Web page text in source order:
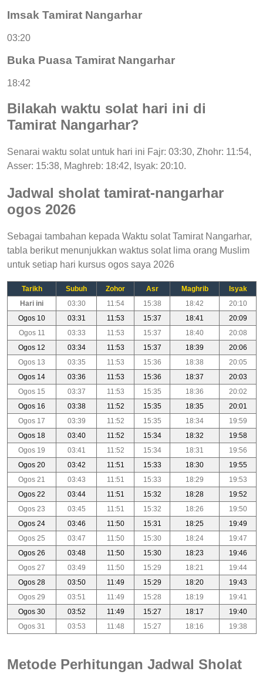
Imsak Tamirat Nangarhar
03:20
Buka Puasa Tamirat Nangarhar
18:42
Bilakah waktu solat hari ini di
Tamirat Nangarhar?
Senarai waktu solat untuk hari ini Fajr: 03:30, Zhohr: 11:54,
Asser: 15:38, Maghreb: 18:42, Isyak: 20:10.
Jadwal sholat tamirat-nangarhar
ogos 2026
Sebagai tambahan kepada Waktu solat Tamirat Nangarhar,
tabla berikut menunjukkan waktus solat lima orang Muslim
untuk setiap hari kursus ogos saya 2026
Tarikh Subuh Zohor Asr Maghrib
Isyak
Hari ini
03:30 11:54 15:38 18:42
20:10
Ogos 10
03:31 11:53 15:37 18:41
20:09
Ogos 11
03:33 11:53 15:37 18:40
20:08
Ogos 12
03:34 11:53 15:37 18:39
20:06
Ogos 13
03:35 11:53 15:36 18:38
20:05
Ogos 14
03:36 11:53 15:36 18:37
20:03
Ogos 15
03:37 11:53 15:35 18:36
20:02
Ogos 16
03:38 11:52 15:35 18:35
20:01
Ogos 17
03:39 11:52 15:35 18:34
19:59
Ogos 18
03:40 11:52 15:34 18:32
19:58
Ogos 19
03:41 11:52 15:34 18:31
19:56
Ogos 20
03:42 11:51 15:33 18:30
19:55
Ogos 21
03:43 11:51 15:33 18:29
19:53
Ogos 22
03:44 11:51 15:32 18:28
19:52
Ogos 23
03:45 11:51 15:32 18:26
19:50
Ogos 24
03:46 11:50 15:31 18:25
19:49
Ogos 25
03:47 11:50 15:30 18:24
19:47
Ogos 26
03:48 11:50 15:30 18:23
19:46
Ogos 27
03:49 11:50 15:29 18:21
19:44
Ogos 28
03:50 11:49 15:29 18:20
19:43
Ogos 29
03:51 11:49 15:28 18:19
19:41
Ogos 30
03:52 11:49 15:27 18:17
19:40
Ogos 31
03:53 11:48 15:27 18:16 19:38
Metode Perhitungan Jadwal Sholat